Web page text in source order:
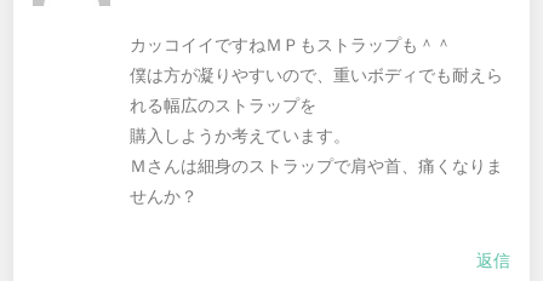
カッコイイですねＭＰもストラップも＾＾
僕は方が凝りやすいので、重いボディでも耐えら
れる幅広のストラップを
購入しようか考えています。
Ｍさんは細身のストラップで肩や首、痛くなりま
せんか？
返信